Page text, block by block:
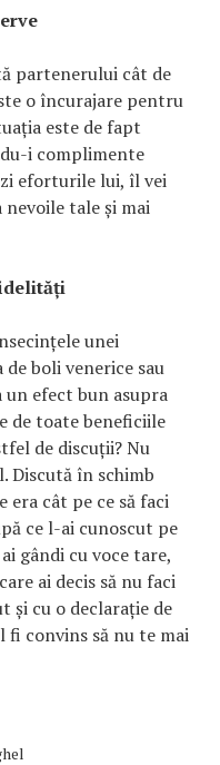
partenerului cât de
o încurajare pentru
este de fapt
i complimente
eforturile lui, îl vei
nevoile tale și mai
unei
boli venerice sau
un efect bun asupra
de toate beneficiile
de discuții? Nu
Discută în schimb
era cât pe ce să faci
ce l-ai cunoscut pe
gândi cu voce tare,
ai decis să nu faci
și cu o declarație de
fi convins să nu te mai